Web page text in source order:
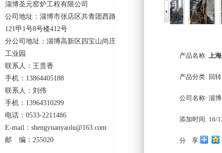
产品名称: 上
产品分类: 回
公司名称: 淄
添加时间: 16/
分 享:
淄博圣元窑炉工程有限公司
公司地址：淄博市张店区共青团西路
121甲1号8号楼412号
分公司地址：淄博高新区四宝山尚庄
工业园
联系人：王贵香
手机：13864405188
联系人：刘伟
手机：13964310299
电话：0533-2211486
E-mail：shengyuanyaolu@163.com
邮 编：255020